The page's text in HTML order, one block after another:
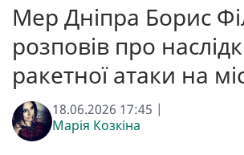
Мер Дніпра Борис
розповів про
ракетної атаки на
18.06.2026 17:45 |
Марія Козкіна